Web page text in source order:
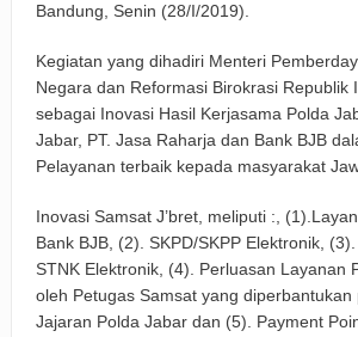
Bandung, Senin (28/I/2019).
Kegiatan yang dihadiri Menteri
Negara dan Reformasi Birokrasi Republik
sebagai Inovasi Hasil Kerjasama Polda
Jabar, PT. Jasa Raharja dan Bank BJB
Pelayanan terbaik kepada masyarakat
Inovasi Samsat J’bret, meliputi :,
Bank BJB, (2). SKPD/SKPP Elektronik,
STNK Elektronik, (4). Perluasan Layanan
oleh Petugas Samsat yang diperbantukan
Jajaran Polda Jabar dan (5). Payment